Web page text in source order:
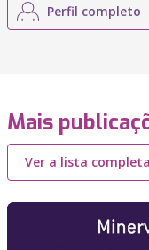
Perfil completo
Mais
Ver a lista completa